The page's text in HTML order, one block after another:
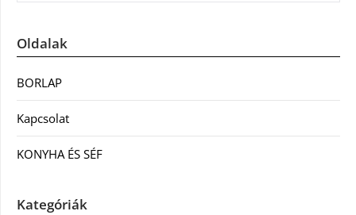
Oldalak
BORLAP
Kapcsolat
KONYHA ÉS SÉF
Kategóriák